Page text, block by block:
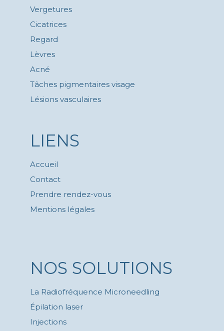
Vergetures
Cicatrices
Regard
Lèvres
Acné
Tâches pigmentaires visage
Lésions vasculaires
LIENS
Accueil
Contact
Prendre rendez-vous
Mentions légales
NOS SOLUTIONS
La Radiofréquence Microneedling
Épilation laser
Injections